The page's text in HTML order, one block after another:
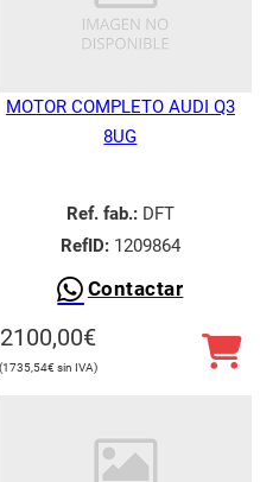
MOTOR COMPLETO AUDI Q3
8UG
Ref. fab.:DFT
RefID:1209864
Contactar
2100,00€
1735,54€